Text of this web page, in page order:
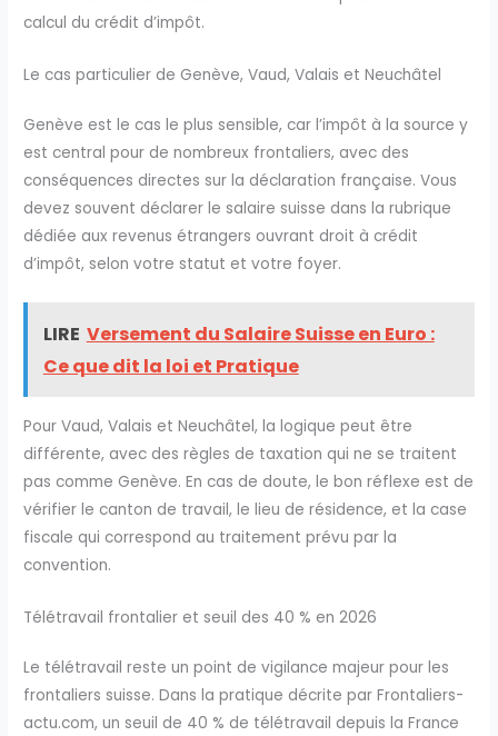
calcul du crédit d’impôt.
Le cas particulier de Genève, Vaud, Valais et Neuchâtel
Genève est le cas le plus sensible, car l’impôt à la source y
est central pour de nombreux frontaliers, avec des
conséquences directes sur la déclaration française. Vous
devez souvent déclarer le salaire suisse dans la rubrique
dédiée aux revenus étrangers ouvrant droit à crédit
d’impôt, selon votre statut et votre foyer.
LIRE Versement du Salaire Suisse en Euro :
Ce que dit la loi et Pratique
Pour Vaud, Valais et Neuchâtel, la logique peut être
différente, avec des règles de taxation qui ne se traitent
pas comme Genève. En cas de doute, le bon réflexe est de
vérifier le canton de travail, le lieu de résidence, et la case
fiscale qui correspond au traitement prévu par la
convention.
Télétravail frontalier et seuil des 40 % en 2026
Le télétravail reste un point de vigilance majeur pour les
frontaliers suisse. Dans la pratique décrite par Frontaliers-
actu.com, un seuil de 40 % de télétravail depuis la France